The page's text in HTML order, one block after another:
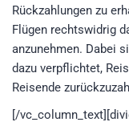
Rückzahlungen zu
Flügen rechtswidrig
anzunehmen. Dabei
dazu verpflichtet,
Reisende
[/